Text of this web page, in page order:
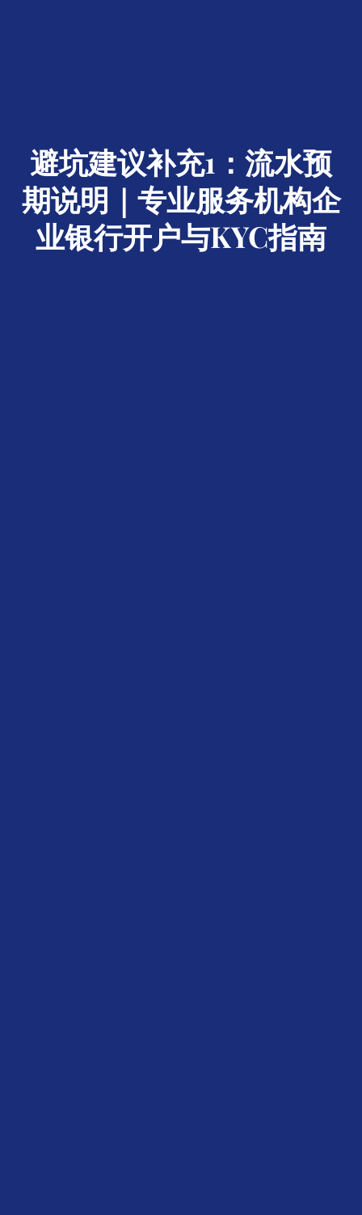
避坑建议补充1：流水预
期说明｜专业服务机构企
业银行开户与KYC指南